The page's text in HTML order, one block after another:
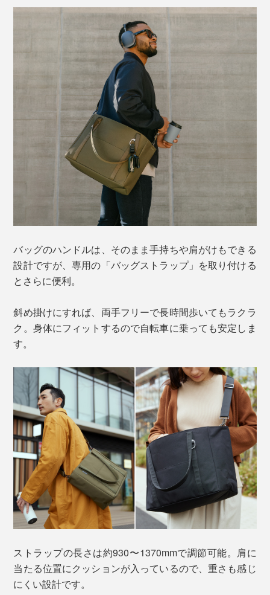
バッグのハンドルは、そのまま手持ちや肩がけもできる
設計ですが、専用の「バッグストラップ」を取り付ける
とさらに便利。
斜め掛けにすれば、両手フリーで長時間歩いてもラクラ
ク。身体にフィットするので自転車に乗っても安定しま
す。
ストラップの長さは約930〜1370mmで調節可能。肩に
当たる位置にクッションが入っているので、重さも感じ
にくい設計です。